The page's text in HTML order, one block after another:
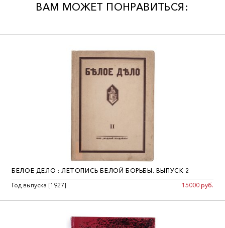
ВАМ МОЖЕТ ПОНРАВИТЬСЯ:
БЕЛОЕ ДЕЛО : ЛЕТОПИСЬ БЕЛОЙ БОРЬБЫ. ВЫПУСК 2
Год выпуска [1927]
15000 руб.